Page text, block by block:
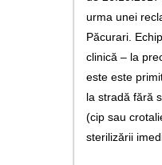
urma unei
Păcurari.
clinică – la
este este
la stradă fără
(cip sau
sterilizării